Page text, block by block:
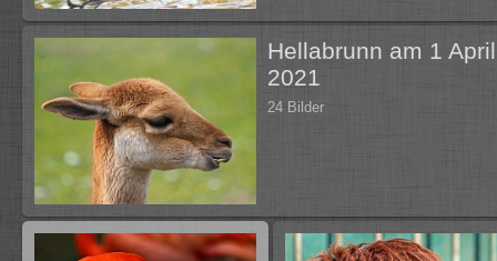
Hellabrunn am 1 April
2021
24 Bilder